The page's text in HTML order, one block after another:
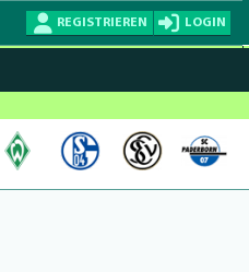
REGISTRIEREN LOGIN